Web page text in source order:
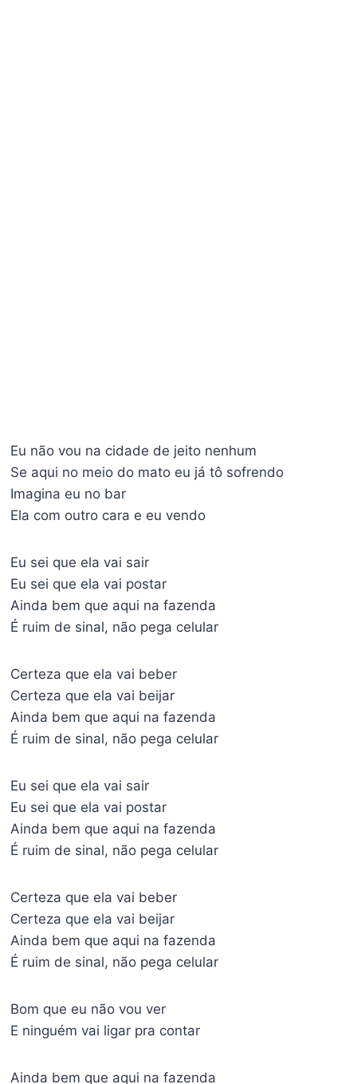
Eu não vou na cidade de jeito nenhum
Se aqui no meio do mato eu já tô sofrendo
Imagina eu no bar
Ela com outro cara e eu vendo
Eu sei que ela vai sair
Eu sei que ela vai postar
Ainda bem que aqui na fazenda
É ruim de sinal, não pega celular
Certeza que ela vai beber
Certeza que ela vai beijar
Ainda bem que aqui na fazenda
É ruim de sinal, não pega celular
Eu sei que ela vai sair
Eu sei que ela vai postar
Ainda bem que aqui na fazenda
É ruim de sinal, não pega celular
Certeza que ela vai beber
Certeza que ela vai beijar
Ainda bem que aqui na fazenda
É ruim de sinal, não pega celular
Bom que eu não vou ver
E ninguém vai ligar pra contar
Ainda bem que aqui na fazenda